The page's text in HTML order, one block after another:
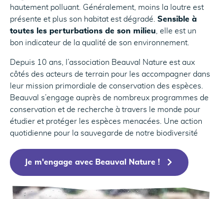
hautement polluant. Généralement, moins la loutre est
présente et plus son habitat est dégradé. Sensible à
toutes les perturbations de son milieu , elle est un
bon indicateur de la qualité de son environnement.
Depuis 10 ans, l’association Beauval Nature est aux
côtés des acteurs de terrain pour les accompagner dans
leur mission primordiale de conservation des espèces.
Beauval s’engage auprès de nombreux programmes de
conservation et de recherche à travers le monde pour
étudier et protéger les espèces menacées. Une action
quotidienne pour la sauvegarde de notre biodiversité
Je m'engage avec Beauval Nature !